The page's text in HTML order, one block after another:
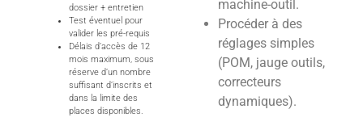
dossier + entretien
Test éventuel pour
valider les pré-requis
Délais d’accès de 12
mois maximum, sous
réserve d’un nombre
suffisant d’inscrits et
dans la limite des
places disponibles.
machine-outil.
Procéder à des
réglages simples
(POM, jauge outils,
correcteurs
dynamiques).